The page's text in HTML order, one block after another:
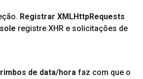
Registrar XMLHttpRequests
registre XHR e solicitações de
de data/hora faz com que o